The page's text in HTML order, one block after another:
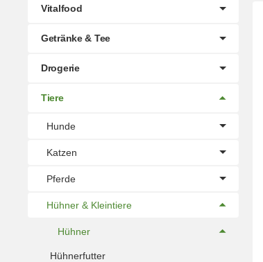
Vitalfood
Getränke & Tee
Drogerie
Tiere
Hunde
Katzen
Pferde
Hühner & Kleintiere
Hühner
Hühnerfutter